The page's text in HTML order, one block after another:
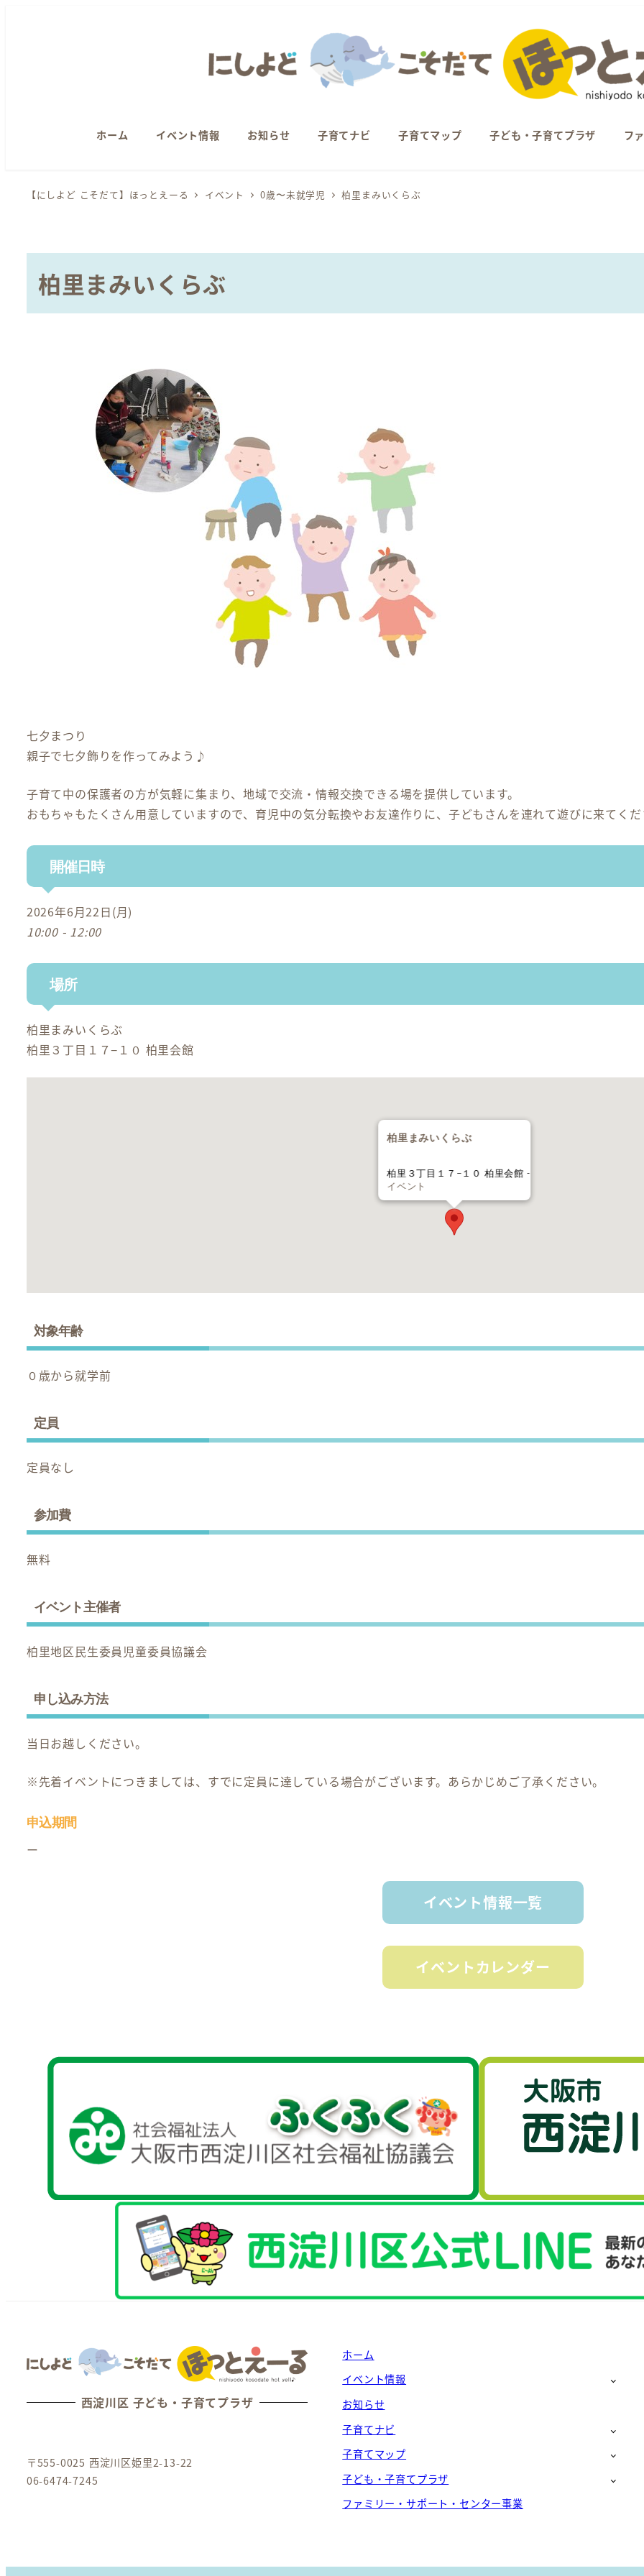
ホーム イベント情報 お知らせ 子育てナビ 子育てマップ 子ども・子育てプラザ フ
【にしよど こそだて】ほっとえーる イベント 0歳〜未就学児 柏里まみいくらぶ
柏里まみいくらぶ
七夕まつり
親子で七夕飾りを作ってみよう♪
子育て中の保護者の方が気軽に集まり、地域で交流・情報交換できる場を提供しています。
おもちゃもたくさん用意していますので、育児中の気分転換やお友達作りに、子どもさんを連れて遊びに来てく
開催日時
2026年6月22日(月)
10:00 - 12:00
場所
柏里まみいくらぶ
柏里３丁目１７−１０ 柏里会館
柏里まみいくらぶ
柏里３丁目１７−１０ 柏里会館 -
イベント
対象年齢
０歳から就学前
定員
定員なし
参加費
無料
イベント主催者
柏里地区民生委員児童委員協議会
申し込み方法
当日お越しください。
※先着イベントにつきましては、すでに定員に達している場合がございます。あらかじめご了承ください。
申込期間
ー
イベント情報一覧
イベントカレンダー
西淀川区 子ども・子育てプラザ
〒555-0025 西淀川区姫里2-13-22
06-6474-7245
ホーム
イベント情報
お知らせ
子育てナビ
子育てマップ
子ども・子育てプラザ
ファミリー・サポート・センター事業